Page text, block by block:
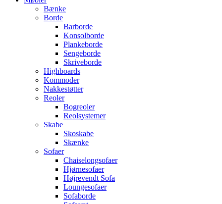
Bænke
Borde
Barborde
Konsolborde
Plankeborde
Sengeborde
Skriveborde
Highboards
Kommoder
Nakkestøtter
Reoler
Bogreoler
Reolsystemer
Skabe
Skoskabe
Skænke
Sofaer
Chaiselongsofaer
Hjørnesofaer
Højrevendt Sofa
Loungesofaer
Sofaborde